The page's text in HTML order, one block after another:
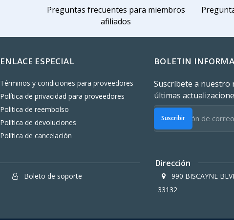
Preguntas frecuentes para miembros
afiliados
ENLACE ESPECIAL
Términos y condiciones para proveedores
Política de privacidad para proveedores
Politica de reembolso
Política de devoluciones
Política de cancelación
BOLETIN
Suscríbete a nuestro
últimas
Suscribir
Boleto de soporte
Dirección
990 BISCAYNE
33132